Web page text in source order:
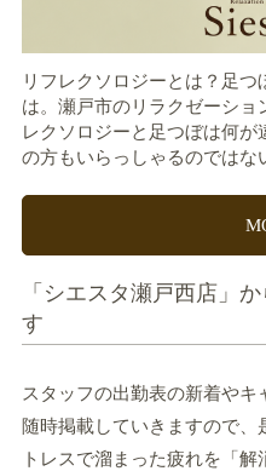
リフレクソロジーとは？足
は。瀬戸市のリラクゼーショ
レクソロジーと足つぼは何
の方もいらっしゃるのでは
「シエスタ瀬戸西店」
す
スタッフの出勤表の新着や
随時掲載していきますので
トレスで溜まった疲れを「